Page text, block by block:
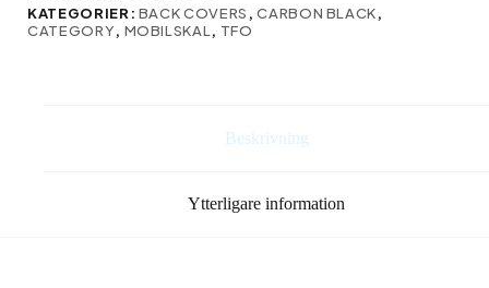
Pro
KATEGORIER: BACK COVERS ,CARBON BLACK,
CATEGORY, MOBILSKAL , TFO
Beskrivning
Ytterligare information